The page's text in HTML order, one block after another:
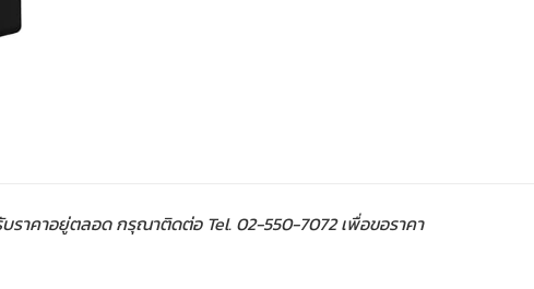
ราคาอยู่ตลอด กรุณาติดต่อ Tel. 02-550-7072 เพื่อขอราคา